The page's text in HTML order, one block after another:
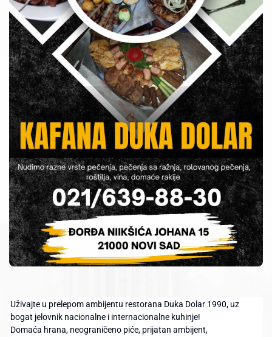
Uživajte u prelepom ambijentu restorana Duka Dolar 1990, uz
bogat jelovnik nacionalne i internacionalne kuhinje!
Domaća hrana, neograničeno piće, prijatan ambijent,